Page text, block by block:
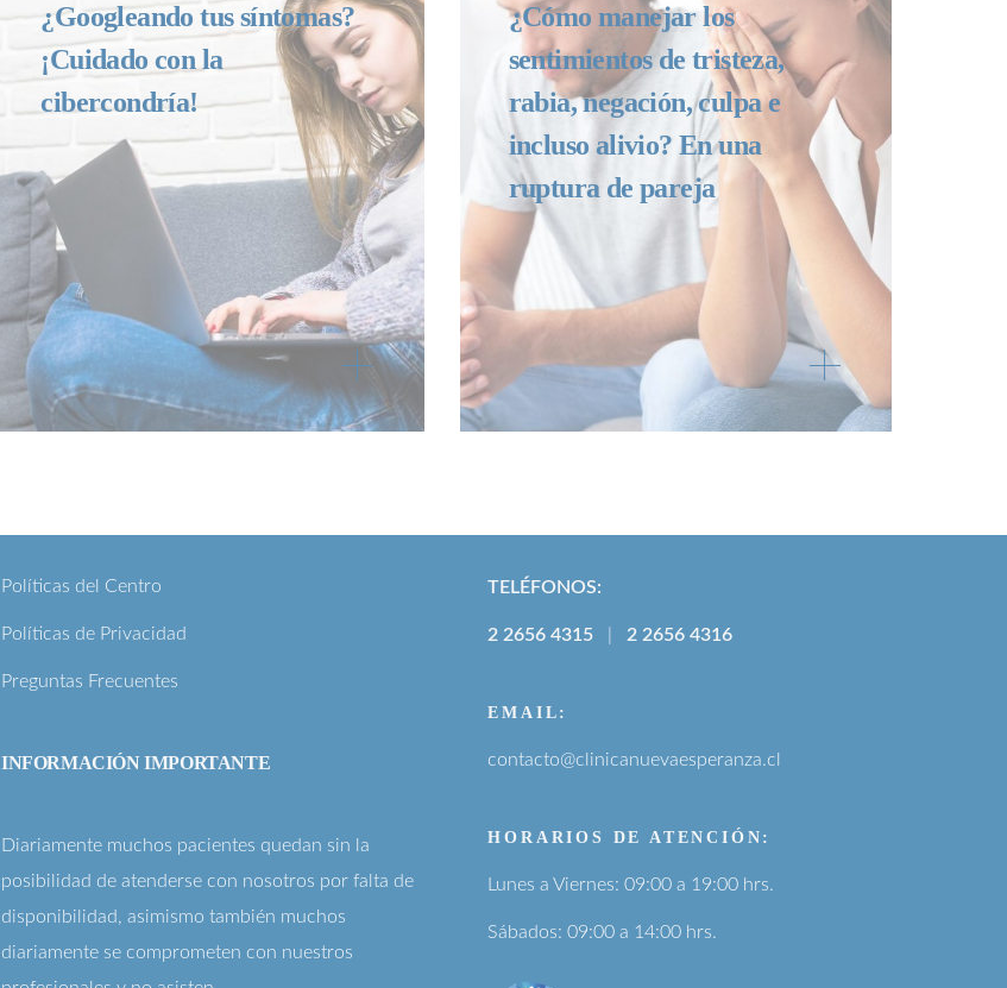
¿Googleando tus síntomas?
¡Cuidado con la
cibercondría!
¿Cómo manejar los
sentimientos de tristeza,
rabia, negación, culpa e
incluso alivio? En una
ruptura de pareja
Políticas del Centro
Políticas de Privacidad
Preguntas Frecuentes
INFORMACIÓN IMPORTANTE
Diariamente muchos pacientes quedan sin la
posibilidad de atenderse con nosotros por falta de
disponibilidad, asimismo también muchos
diariamente se comprometen con nuestros
TELÉFONOS:
2 2656 4315 |2 2656 4316
EMAIL:
contacto@clinicanuevaesperanza.cl
HORARIOS DE ATENCIÓN:
Lunes a Viernes: 09:00 a 19:00 hrs.
Sábados: 09:00 a 14:00 hrs.